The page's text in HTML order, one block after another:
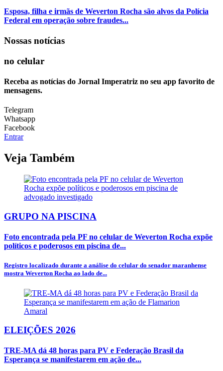
Esposa, filha e irmãs de Weverton Rocha são alvos da Polícia
Federal em operação sobre fraudes...
Nossas notícias
no celular
Receba as notícias do Jornal Imperatriz no seu app favorito de
mensagens.
Telegram
Whatsapp
Facebook
Entrar
Veja Também
GRUPO NA PISCINA
Foto encontrada pela PF no celular de Weverton Rocha expõe
políticos e poderosos em piscina de...
Registro localizado durante a análise do celular do senador maranhense
mostra Weverton Rocha ao lado de...
ELEIÇÕES 2026
TRE-MA dá 48 horas para PV e Federação Brasil da
Esperança se manifestarem em ação de...